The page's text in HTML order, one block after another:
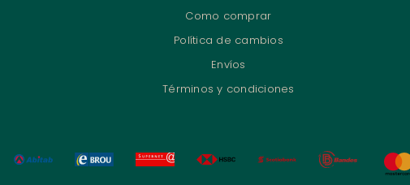
Como comprar
Política de cambios
Envíos
Términos y condiciones